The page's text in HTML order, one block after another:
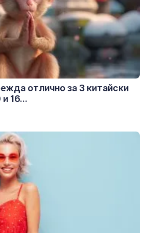
отлично за 3 китайски
16...